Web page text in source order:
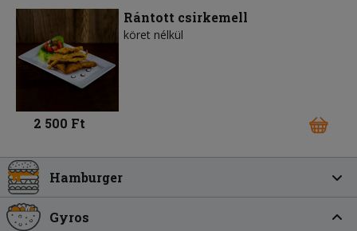
Rántott csirkemell
köret nélkül
2 500 Ft
Hamburger
Gyros